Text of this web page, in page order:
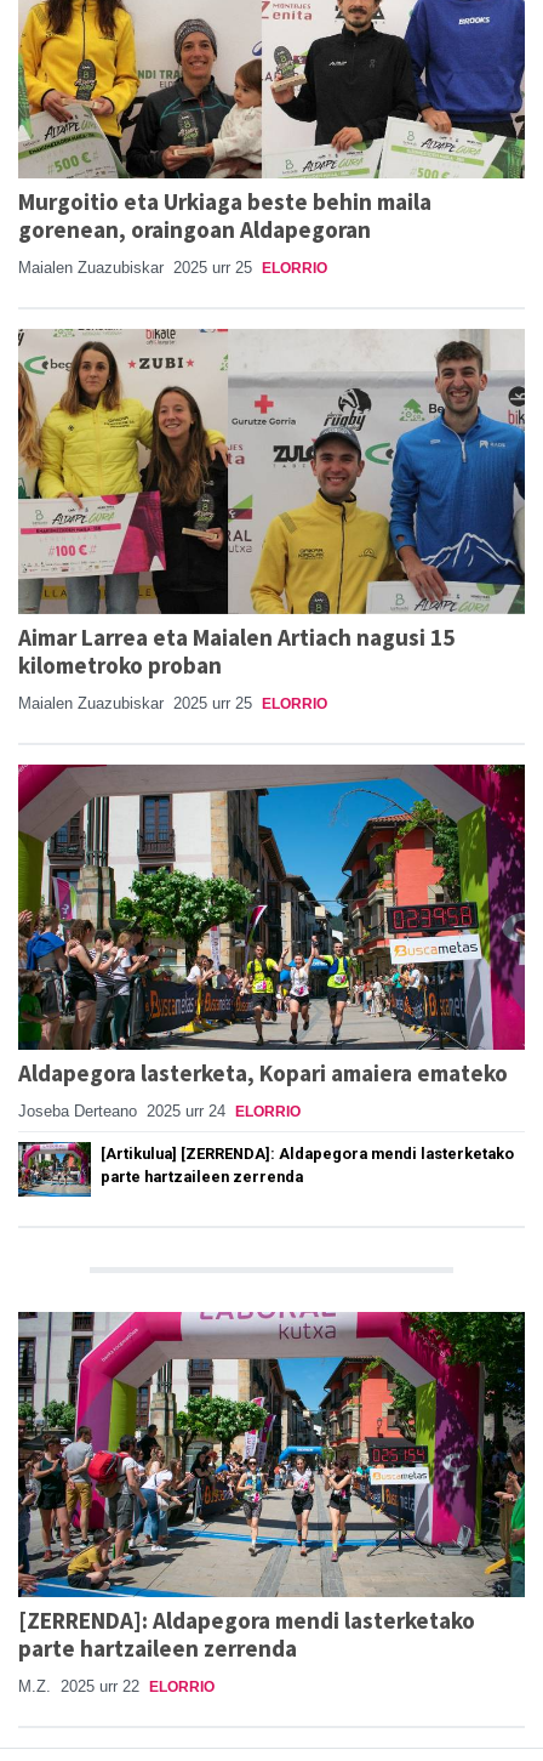
Murgoitio eta Urkiaga beste behin maila
gorenean, oraingoan Aldapegoran
Maialen Zuazubiskar 2025 urr 25 ELORRIO
Aimar Larrea eta Maialen Artiach nagusi 15
kilometroko proban
Maialen Zuazubiskar 2025 urr 25 ELORRIO
Aldapegora lasterketa, Kopari amaiera emateko
Joseba Derteano 2025 urr 24 ELORRIO
[Artikulua] [ZERRENDA]: Aldapegora mendi lasterketako
parte hartzaileen zerrenda
[ZERRENDA]: Aldapegora mendi lasterketako
parte hartzaileen zerrenda
M.Z. 2025 urr 22 ELORRIO